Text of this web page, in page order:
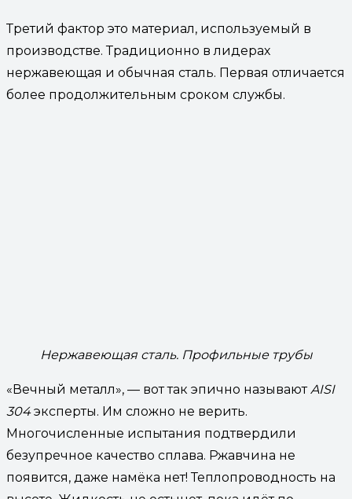
Третий фактор это материал, используемый в
производстве. Традиционно в лидерах
нержавеющая и обычная сталь. Первая отличается
более продолжительным сроком службы.
Нержавеющая сталь. Профильные трубы
«Вечный металл», — вот так эпично называютAISI
304эксперты. Им сложно не верить.
Многочисленные испытания подтвердили
безупречное качество сплава. Ржавчина не
появится, даже намёка нет! Теплопроводность на